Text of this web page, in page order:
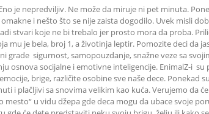
je nepredviljiv. Ne može da miruje ni pet minuta.
i nešto što se nije zaista dogodilo. Uvek misli
stvari koje ne bi trebalo jer prosto mora da proba.
mu je bela, broj 1, a životinja leptir. Pomozite deci da
grade sigurnost, samopouzdanje, snažne veze sa
osnova socijalne i emotivne inteligencije. EnimalZ-i su
brige, različite osobine sve naše dece. Ponekad
i plačljivi sa snovima velikim kao kuća. Verujemo da
u vidu džepa gde deca mogu da ubace svoje